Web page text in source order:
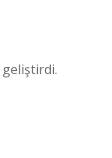
geliştirdi.